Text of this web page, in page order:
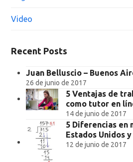
Video
Recent Posts
Juan Belluscio – Buenos
26 de junio de 2017
5 Ventajas de
como tutor en
14 de junio de 2017
5 Diferencias en
Estados Unidos
12 de junio de 2017